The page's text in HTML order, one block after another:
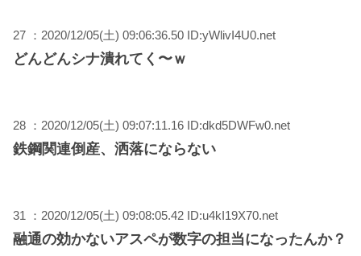
27 ：2020/12/05(土) 09:06:36.50 ID:yWlivI4U0.net
どんどんシナ潰れてく〜ｗ
28 ：2020/12/05(土) 09:07:11.16 ID:dkd5DWFw0.net
鉄鋼関連倒産、洒落にならない
31 ：2020/12/05(土) 09:08:05.42 ID:u4kI19X70.net
融通の効かないアスペが数字の担当になったんか？